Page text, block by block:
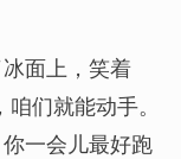
面上，笑着
们就能动手。
一会儿最好跑